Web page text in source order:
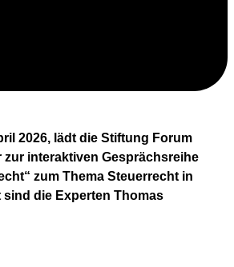
2026, lädt die Stiftung Forum
zur interaktiven Gesprächsreihe
zum Thema Steuerrecht in
sind die Experten Thomas